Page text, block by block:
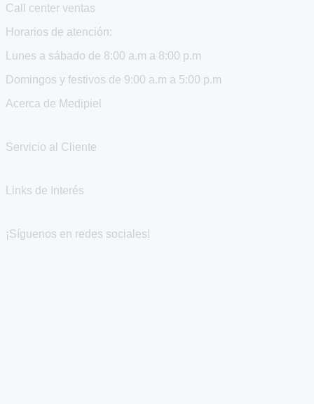
Call center ventas
Horarios de atención:
Lunes a sábado de 8:00 a.m a 8:00 p.m
Domingos y festivos de 9:00 a.m a 5:00 p.m
Acerca de Medipiel
Servicio al Cliente
Links de Interés
¡Síguenos en redes sociales!